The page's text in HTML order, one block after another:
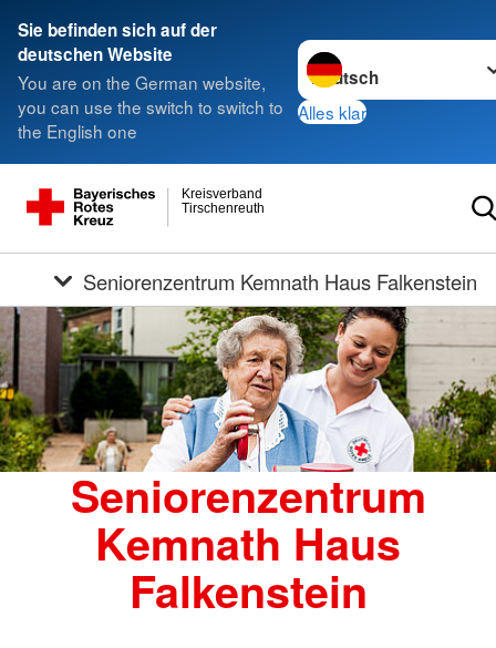
Sie befinden sich auf der
deutschen Website
You are on the German website,
you can use the switch to switch to
the English one
Sprache wechseln zu
Alles klar
Tirschenreuth
Kreisverband
Seniorenzentrum Kemnath Haus Falkenstein
Seniorenzentrum
Kemnath Haus
Falkenstein